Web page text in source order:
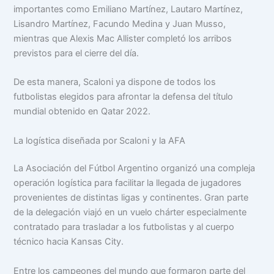
importantes como Emiliano Martínez, Lautaro Martínez,
Lisandro Martínez, Facundo Medina y Juan Musso,
mientras que Alexis Mac Allister completó los arribos
previstos para el cierre del día.
De esta manera, Scaloni ya dispone de todos los
futbolistas elegidos para afrontar la defensa del título
mundial obtenido en Qatar 2022.
La logística diseñada por Scaloni y la AFA
La Asociación del Fútbol Argentino organizó una compleja
operación logística para facilitar la llegada de jugadores
provenientes de distintas ligas y continentes. Gran parte
de la delegación viajó en un vuelo chárter especialmente
contratado para trasladar a los futbolistas y al cuerpo
técnico hacia Kansas City.
Entre los campeones del mundo que formaron parte del